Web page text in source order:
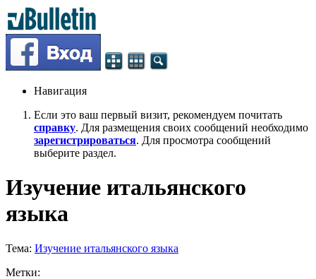
Навигация
Если это ваш первый визит, рекомендуем почитать
справку. Для размещения своих сообщений необходимо
зарегистрироваться. Для просмотра сообщений
выберите раздел.
Изучение итальянского
языка
Тема: Изучение итальянского языка
Метки: